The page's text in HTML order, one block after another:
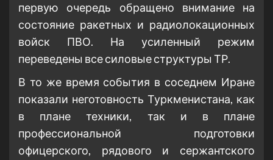
первую очередь обращено внимание на
состояние ракетных и радиолокационных
войск ПВО. На усиленный режим
переведены все силовые структуры ТР.
В то же время события в соседнем Иране
показали неготовность Туркменистана, как
в плане техники, так и в плане
профессиональной подготовки
офицерского, рядового и сержантского